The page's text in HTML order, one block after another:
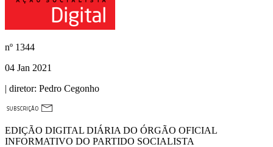
nº 1344
04 Jan 2021
| diretor: Pedro Cegonho
EDIÇÃO DIGITAL DIÁRIA DO ÓRGÃO OFICIAL
INFORMATIVO DO PARTIDO SOCIALISTA